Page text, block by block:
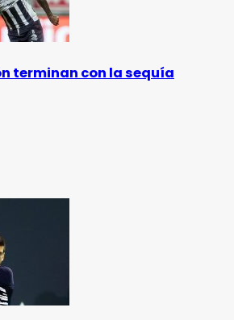
terminan con la sequía